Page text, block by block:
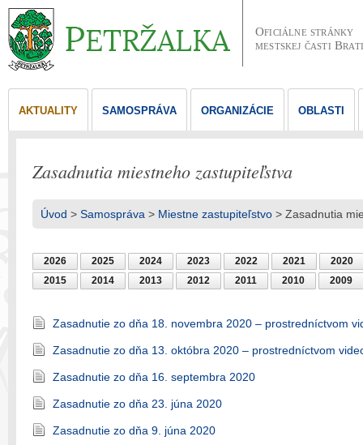
Oficiálne stránky
mestskej časti
AKTUALITY SAMOSPRÁVA ORGANIZÁCIE OBLASTI
Zasadnutia miestneho zastupiteľstva
Úvod > Samospráva > Miestne zastupiteľstvo > Zasadnutia
2026 2025 2024 2023 2022 2021
2020
2015
2014 2013 2012 2011 2010 2009
Zasadnutie zo dňa 18. novembra 2020 – prostredníctvom
Zasadnutie zo dňa 13. októbra 2020 – prostredníctvom
Zasadnutie zo dňa 16. septembra 2020
Zasadnutie zo dňa 23. júna 2020
Zasadnutie zo dňa 9. júna 2020